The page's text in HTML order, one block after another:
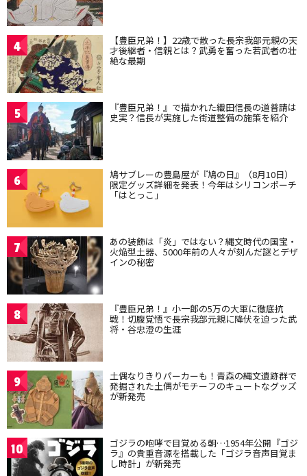
4 【豊臣兄弟！】22歳で散った長宗我部元親の天
才後継者・信親とは？武勇を奮った若武者の壮
絶な最期
5 『豊臣兄弟！』で描かれた織田信長の道普請は
史実？信長が実施した街道整備の施策を紹介
6 鳩サブレーの豊島屋が『鳩の日』（8月10日）
限定グッズ詳細を発表！今年はシリコンポーチ
「はとっこ」
7 あの装飾は「炎」ではない？縄文時代の国宝・
火焔型土器、5000年前の人々が刻んだ謎とデザ
インの秘密
8 『豊臣兄弟！』小一郎の5万の大軍に徹底抗
戦！切腹覚悟で長宗我部元親に降伏を迫った武
将・谷忠澄の生涯
9 土偶なりきりパーカーも！青森の縄文遺跡群で
発掘された土偶がモチーフのキュートなグッズ
が新発売
10 ゴジラの咆哮で目覚める朝…1954年公開『ゴジ
ラ』の貴重音源を搭載した「ゴジラ音声目覚ま
し時計」が新発売